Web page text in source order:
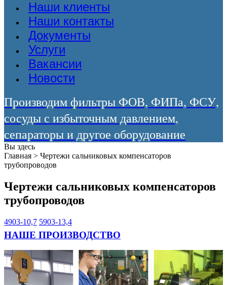
Наши клиенты
Наши контакты
Документы
Услуги
Вакансии
Новости
Производим фильтры ФОВ, ФИПа, ФСУ,
сосуды с избыточным давлением,
сепараторы и другое оборудование
Вы здесь
Главная > Чертежи сальниковых компенсаторов
трубопроводов
Чертежи сальниковых компенсаторов
трубопроводов
4903-10,7 5903-13,4
НАШЕ ПРОИЗВОДСТВО